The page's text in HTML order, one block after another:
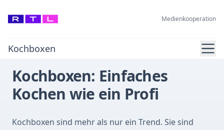
Medienkooperation
Kochboxen
Kochboxen: Einfaches
Kochen wie ein Profi
Kochboxen sind mehr als nur ein Trend. Sie sind